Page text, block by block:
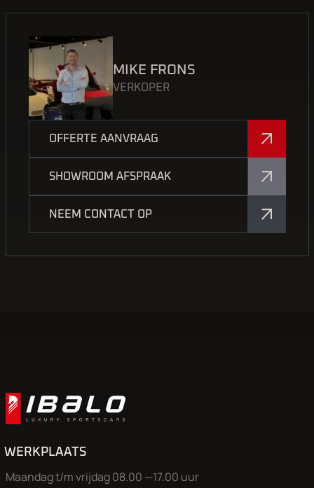
MIKE FRONS
VERKOPER
OFFERTE AANVRAAG
SHOWROOM AFSPRAAK
NEEM CONTACT OP
WERKPLAATS
Maandag t/m vrijdag 08.00 —17.00 uur